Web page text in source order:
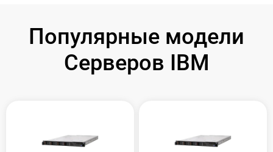
Популярные модели
Серверов IBM